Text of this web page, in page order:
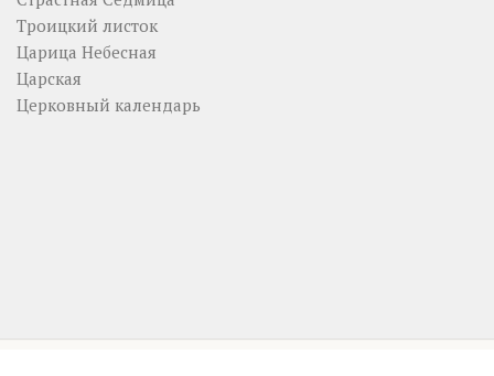
Троицкий листок
Царица Небесная
Царская
Церковный календарь